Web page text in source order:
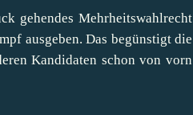
gehendes Mehrheitswahlrecht
ausgeben. Das begünstigt die
Kandidaten schon von vorn